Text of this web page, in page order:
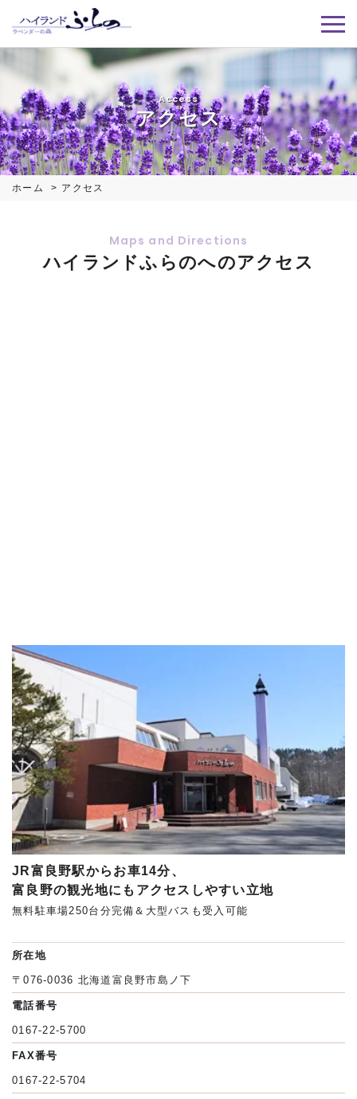
Access
アクセス
ホーム アクセス
ハイランドふらのへのアクセス
JR富良野駅からお車14分、
富良野の観光地にもアクセスしやすい立地
無料駐車場250台分完備＆大型バスも受入可能
所在地
〒076-0036 北海道富良野市島ノ下
電話番号
0167-22-5700
FAX番号
0167-22-5704